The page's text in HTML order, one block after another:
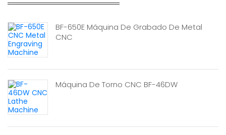
BF-650E Máquina De Grabado De Metal
CNC
Máquina De Torno CNC BF-46DW